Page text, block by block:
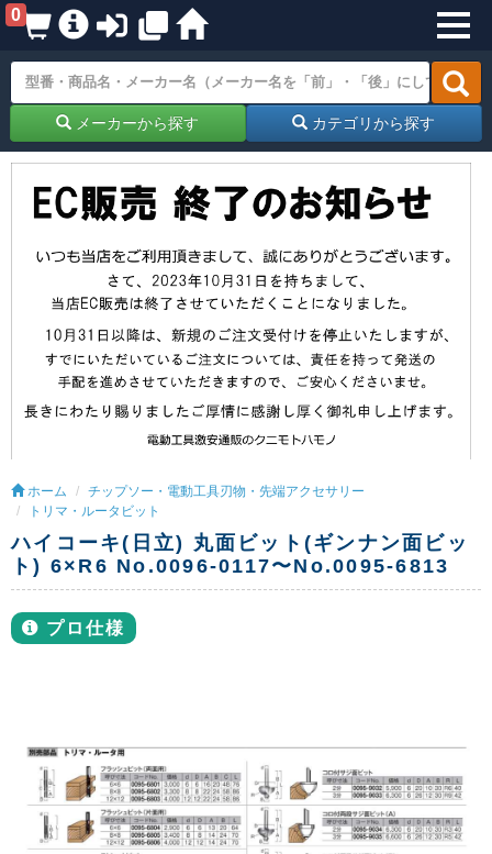
0
メーカーから探す カテゴリから探す
ホーム
チップソー・電動工具刃物・先端アクセサリー
トリマ・ルータビット
ハイコーキ(日立) 丸面ビット(ギンナン面ビッ
ト) 6×R6 No.0096-0117〜No.0095-6813
プロ仕様